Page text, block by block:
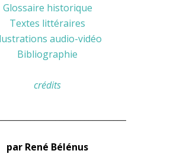
Glossaire historique
Textes littéraires
audio-vidéo
Bibliographie
crédits
par René Bélénus